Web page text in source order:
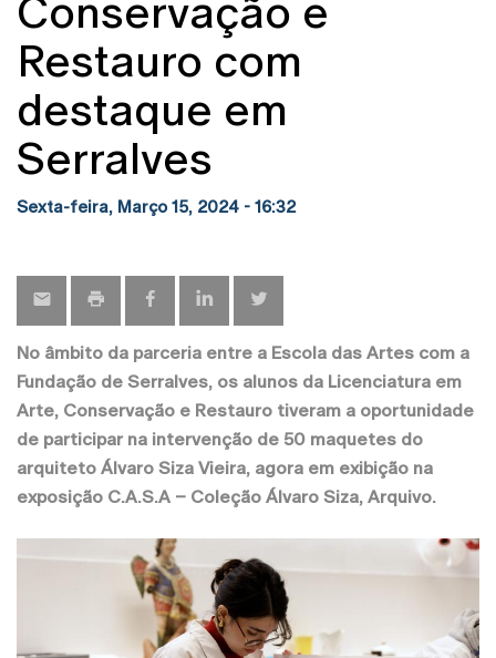
Conservação e
Restauro com
destaque em
Serralves
Sexta-feira, Março 15, 2024 - 16:32
No âmbito da parceria entre a Escola das Artes com a
Fundação de Serralves, os alunos da Licenciatura em
Arte, Conservação e Restauro tiveram a oportunidade
de participar na intervenção de 50 maquetes do
arquiteto Álvaro Siza Vieira, agora em exibição na
exposição C.A.S.A – Coleção Álvaro Siza, Arquivo.